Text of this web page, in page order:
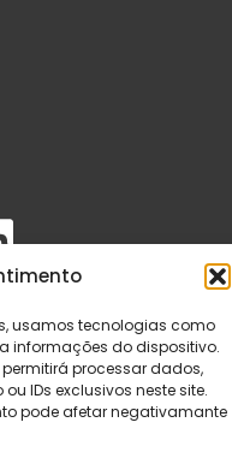
usamos tecnologias como
informações do dispositivo.
processar dados,
IDs exclusivos neste site.
pode afetar negativamante
Todos os